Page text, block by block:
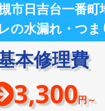
市日吉台一番町
の水漏れ・つま
本修理費
3,300円～